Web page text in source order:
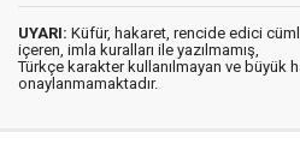
UYARI: Küfür, hakaret, rencide edici
içeren, imla kuralları ile yazılmamış,
Türkçe karakter kullanılmayan ve büyük
onaylanmamaktadır.